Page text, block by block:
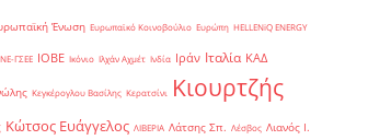
Ένωση Ευρωπαϊκό Κοινοβούλιο Ευρώπη ΗELLENiQ ENERGY
ΓΣΕΕ ΙΟΒΕ Ικόνιο Ιλχάν Αχμέτ Ινδία Ιράν Ιταλία ΚΑΔ
Κεγκέρογλου Βασίλης Κερατσίνι
Κιουρτζής
Κώτσος Ευάγγελος ΛΙΒΕΡΙΑ Λάτσης Σπ. Λέσβος Λιανός Ι.